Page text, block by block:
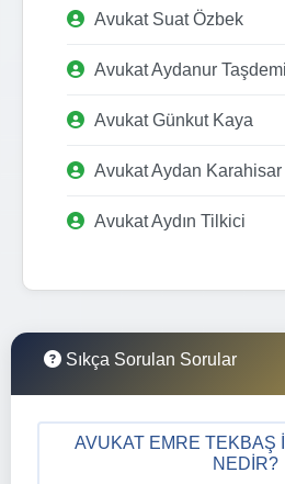
Avukat Suat Özbek
Avukat Aydanur
Avukat Günkut Kaya
Avukat Aydan Karahisar
Avukat Aydın Tilkici
Sıkça Sorulan Sorular
AVUKAT EMRE TEKBAŞ
NEDIR?